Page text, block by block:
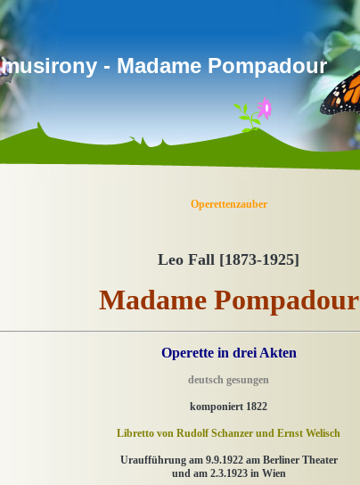
musirony - Madame Pompadour
Operettenzauber
Leo Fall [1873-1925]
Madame Pompadour
Operette in drei Akten
deutsch gesungen
komponiert 1822
Libretto von Rudolf Schanzer und Ernst Welisch
Uraufführung am 9.9.1922 am Berliner Theater
und am 2.3.1923 in Wien